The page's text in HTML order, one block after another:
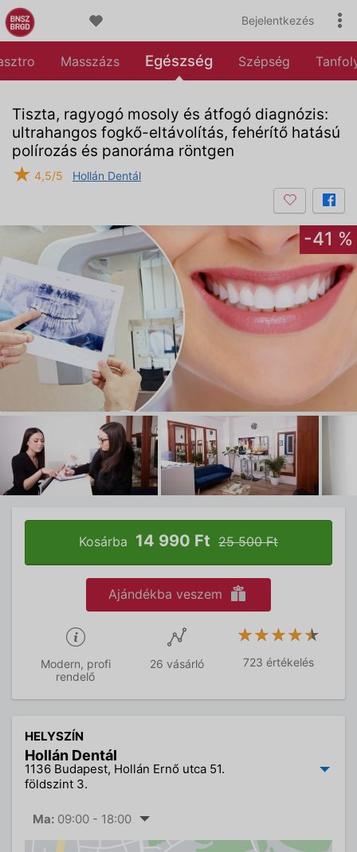
Bejelentkezés
Masszázs Egészség Szépség
Tiszta, ragyogó mosoly és átfogó diagnózis:
ultrahangos fogkő-eltávolítás, fehérítő hatású
polírozás és panoráma röntgen
★ 4,5/5 Hollán Dentál
-41 %
Kosárba 14 990 Ft 25 500 Ft
Ajándékba veszem
Modern, profi
rendelő
26 vásárló
★★★★★
★★★★★
723 értékelés
HELYSZÍN
Hollán Dentál
1136 Budapest, Hollán Ernő utca 51.
földszint 3.
Ma: 09:00 - 18:00